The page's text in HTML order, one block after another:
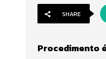
SHARE
Procedimento